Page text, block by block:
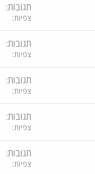
תגובות
צפיות
תגובות
צפיות
תגובות
צפיות
תגובות
צפיות
תגובות
צפיות